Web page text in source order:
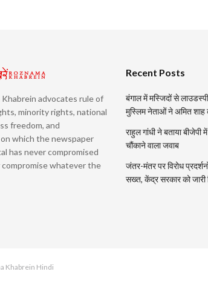
Khabrein advocates rule of
minority rights, national
freedom, and
which the newspaper
has never compromised
compromise whatever the
Recent Posts
बंगाल में मस्जिदों से
मुस्लिम नेताओं ने अमित शाह
राहुल गांधी ने बताया बीजेपी
चौंकाने वाला जवाब
जंतर-मंतर पर विरोध
सख्त, केंद्र सरकार को जारी
Khabrein Hindi